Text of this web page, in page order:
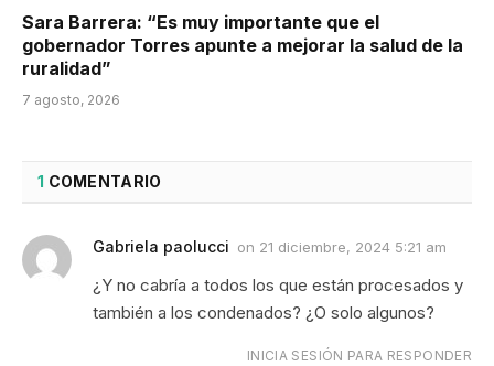
Sara Barrera: “Es muy importante que el
gobernador Torres apunte a mejorar la salud de la
ruralidad”
7 agosto, 2026
1 COMENTARIO
Gabriela paolucci on 21 diciembre, 2024 5:21 am
¿Y no cabría a todos los que están procesados y
también a los condenados? ¿O solo algunos?
INICIA SESIÓN PARA RESPONDER